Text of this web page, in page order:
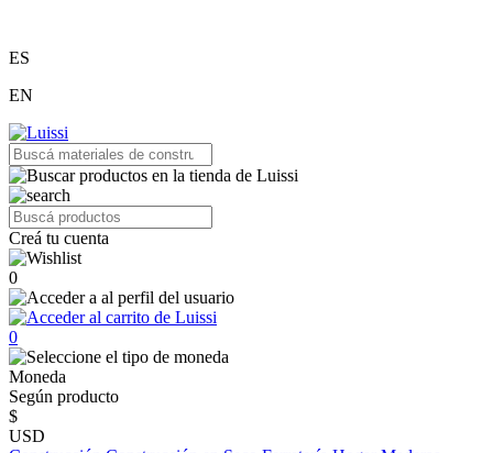
ES
EN
Creá tu cuenta
0
0
Moneda
Según producto
$
USD